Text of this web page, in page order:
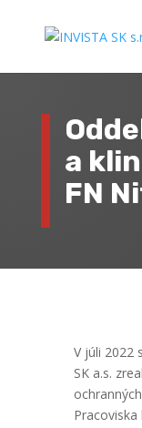
a
FN
V júli 2022
SK a.s.